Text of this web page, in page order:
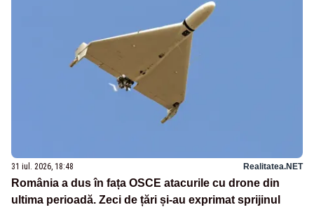
31 iul. 2026, 18:48 Realitatea.NET
România a dus în fața OSCE atacurile cu drone din
ultima perioadă. Zeci de țări și-au exprimat sprijinul